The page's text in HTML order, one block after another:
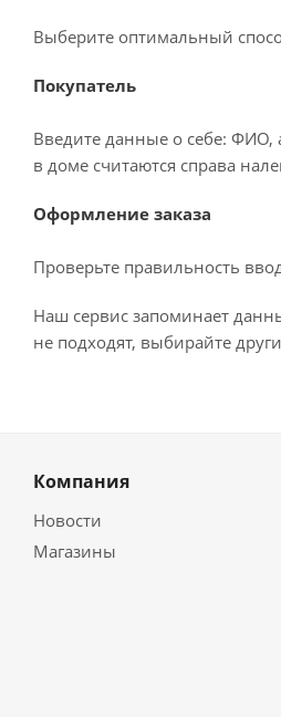
Выберите оптимальный
Покупатель
Введите данные о себе: ФИО,
в доме считаются справа
Оформление заказа
Проверьте правильность
Наш сервис запоминает
не подходят, выбирайте
Компания
Новости
Магазины